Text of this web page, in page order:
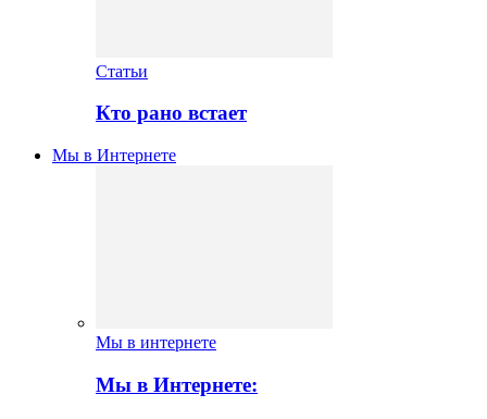
Статьи
Кто рано встает
Мы в Интернете
Мы в интернете
Мы в Интернете: